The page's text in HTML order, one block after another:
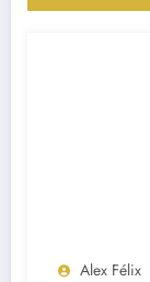
Alex Félix